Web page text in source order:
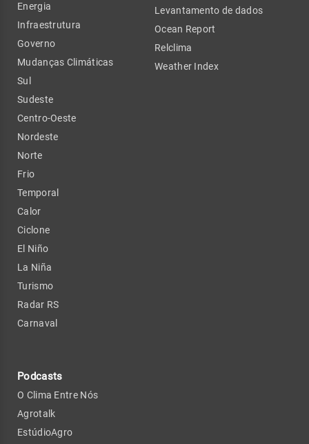
Energia
Infraestrutura
Governo
Mudanças Climáticas
Sul
Sudeste
Centro-Oeste
Nordeste
Norte
Frio
Temporal
Calor
Ciclone
El Niño
La Niña
Turismo
Radar RS
Carnaval
Podcasts
O Clima Entre Nós
Agrotalk
EstúdioAgro
Levantamento de dados
Ocean Report
Relclima
Weather Index